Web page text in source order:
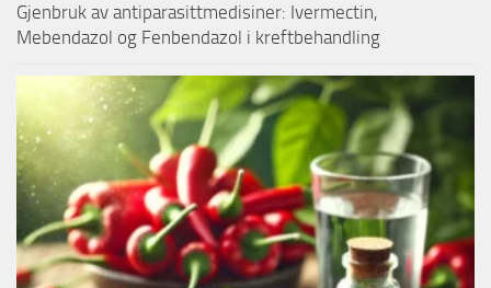
Gjenbruk av antiparasittmedisiner: Ivermectin,
Mebendazol og Fenbendazol i kreftbehandling